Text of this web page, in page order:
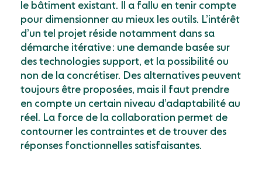
le bâtiment existant. Il a fallu en tenir compte
pour dimensionner au mieux les outils. Lʼintérêt
dʼun tel projet réside notamment dans sa
démarche itérative : une demande basée sur
des technologies support, et la possibilité ou
non de la concrétiser. Des alternatives peuvent
toujours être proposées, mais il faut prendre
en compte un certain niveau dʼadaptabilité au
réel. La force de la collaboration permet de
contourner les contraintes et de trouver des
réponses fonctionnelles satisfaisantes.